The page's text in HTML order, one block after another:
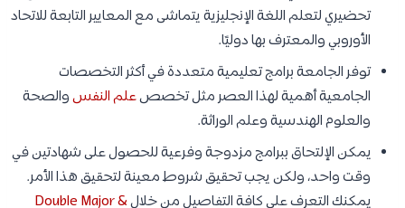
تحضيري لتعلم اللغة الإنجليزية يتماشى مع المعايير التابعة للاتحاد
الأوروبي والمعترف بها دوليًا.
توفر الجامعة برامج تعليمية متعددة في أكثر التخصصات
الجامعية أهمية لهذا العصر مثل تخصصعلم النفسوالصحة
والعلوم الهندسية وعلم الوراثة.
يمكن الإلتحاق ببرامج مزدوجة وفرعية للحصول على شهادتين في
وقت واحد، ولكن يجب تحقيق شروط معينة لتحقيق هذا الأمر.
يمكنك التعرف على كافة التفاصيل من خلالDouble Major &